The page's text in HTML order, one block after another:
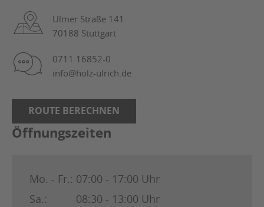
Ulmer Straße 141
70188 Stuttgart
0711 16852-0
info@holz-ulrich.de
ROUTE BERECHNEN
Öffnungszeiten
Mo. - Fr.: 07:00 - 17:00 Uhr
Sa.:
08:30 - 13:00 Uhr